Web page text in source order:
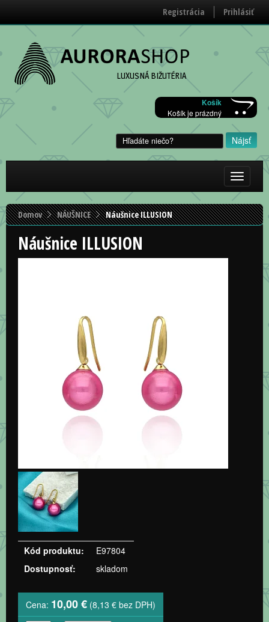
Registrácia Prihlásiť
LUXUSNÁ BIŽUTÉRIA
Košík
Košík je prázdný
menu
Náušnice ILLUSION
Kód produktu:
E97804
Dostupnosť:
skladom
Cena: 10,00 € (8,13 € bez DPH)
Domov NÁUŠNICE Náušnice ILLUSION